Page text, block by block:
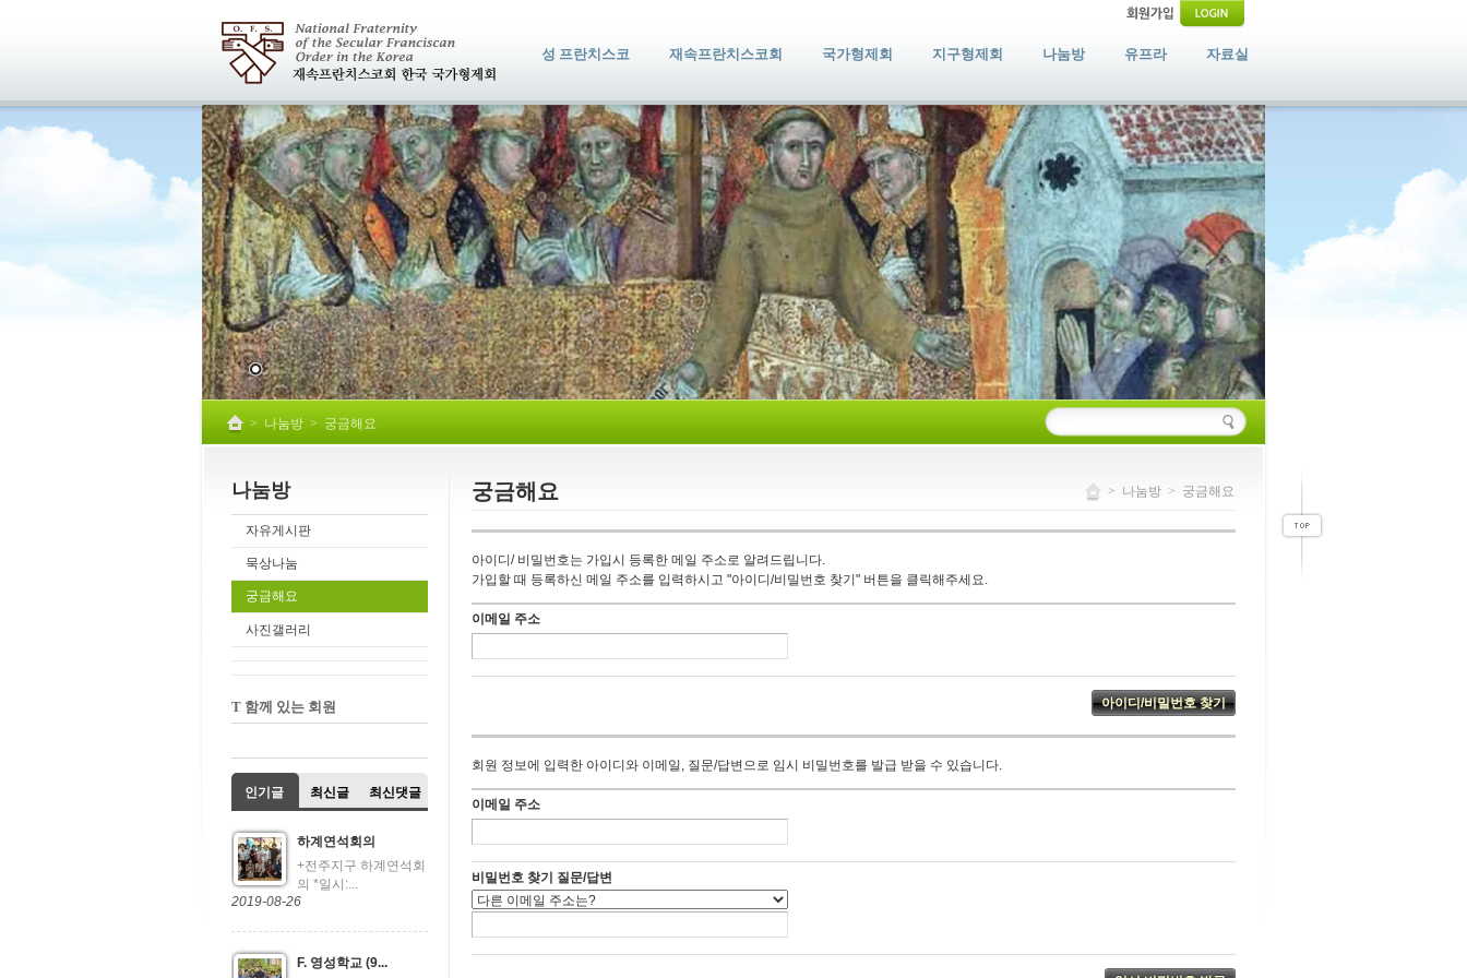
성 프란치스코 재속프란치스코회 국가형제회 지구형제회 나눔방 유프라 자료실
> 나눔방 > 궁금해요
궁금해요 > 나눔방 > 궁금해요
아이디/ 비밀번호는 가입시 등록한 메일 주소로 알려드립니다.
가입할 때 등록하신 메일 주소를 입력하시고 "아이디/비밀번호 찾기" 버튼을 클릭해주세요.
이메일 주소
회원 정보에 입력한 아이디와 이메일, 질문/답변으로 임시 비밀번호를 발급 받을 수 있습니다.
이메일 주소
비밀번호 찾기 질문/답변
나눔방
자유게시판
묵상나눔
궁금해요
사진갤러리
T 함께 있는 회원
인기글 최신글 최신댓글
하계연석회의
+전주지구 하계연석회
의 *일시:...
2019-08-26
F. 영성학교 (9...